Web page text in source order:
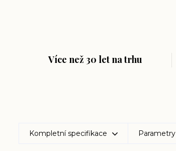
Více než 30 let na trhu
Kompletní specifikace Parametry